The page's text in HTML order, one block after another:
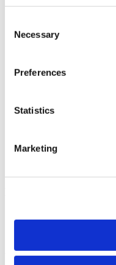
Selection
Necessary
Preferences
Statistics
Marketing
Unternehmen
ViSoft Live
ViSoft ViDisplay
ViSoft Virtual Reality
ViSoft ViSion
Archiv